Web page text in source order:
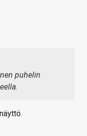
puhelin